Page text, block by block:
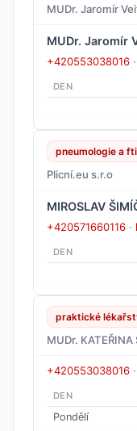
MUDr. Jaromír
MUDr. Jaromír
+420553038016 ·
DEN
pneumologie a
Plicní.eu s.r.o
MIROSLAV
+420571660116 ·
DEN
praktické
MUDr. KATEŘINA
+420553038016 ·
DEN
Pondělí